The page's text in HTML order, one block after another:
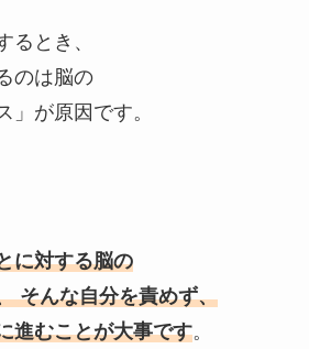
るとき、
のは脳の
」が原因です。
に対する脳の
そんな自分を責めず、
進むことが大事です。